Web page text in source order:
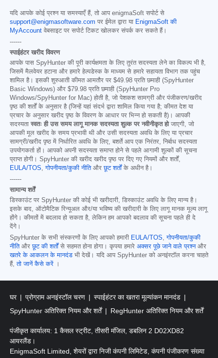
यदि आपके कोई प्रश्न या समस्याएँ हैं, तो आप enigmaSoft सपोर्ट से
support@enigmasoftware.com पर ईमेल द्वारा या EnigmaSoft की
MyAccount वेबसाइट पर सपोर्ट टिकट खोलकर संपर्क कर सकते हैं।
------
स्पाईहंटर खरीद विवरण
आपके पास SpyHunter की पूरी कार्यक्षमता के लिए तुरंत सदस्यता लेने का विकल्प भी है,
जिसमें मैलवेयर हटाना और हमारे हेल्पडेस्क के माध्यम से हमारे सहायता विभाग तक पहुंच
शामिल है। इसकी शुरुआती कीमत आमतौर पर $49.98 प्रति छमाही (SpyHunter
Basic Windows) और $79.98 प्रति छमाही (SpyHunter Pro
Windows/SpyHunter for Mac) होती है, जो पेशकश सामग्री और पंजीकरण/खरीद
पृष्ठ की शर्तों के अनुसार है (जिन्हें यहां संदर्भ द्वारा शामिल किया गया है; कीमत देश या
प्रचार के अनुसार खरीद पृष्ठ के विवरण के आधार पर भिन्न हो सकती है)। आपकी
सदस्यता स्वतः ही उस समय लागू मानक सदस्यता शुल्क पर नवीनीकृत होजाएगी, जो
आपकी मूल खरीद के समय प्रभावी थी और उसी सदस्यता अवधि के लिए या प्रचार
सामग्री/खरीद पृष्ठ में निर्धारित अवधि के लिए, बशर्ते आप एक निरंतर, निर्बाध सदस्यता
उपयोगकर्ता हों। आपको अपनी सदस्यता समाप्त होने से पहले आगामी शुल्कों की सूचना
प्राप्त होगी। SpyHunter की खरीद खरीद पृष्ठ पर दिए गए नियमों और शर्तों,
EULA/TOS,गोपनीयता/कुकी नीतिऔरछूट शर्तोंके अधीन है।
------
सामान्य शर्तें
डिस्काउंट पर SpyHunter की कोई भी खरीदारी, डिस्काउंट अवधि के लिए मान्य है।
इसके बाद, ऑटोमैटिक रिन्यूअल और/या भविष्य की खरीदारी के लिए लागू मानक मूल्य लागू
होंगे। कीमतों में बदलाव हो सकता है, लेकिन हम आपको बदलाव की सूचना पहले ही दे
देंगे।
SpyHunter के सभी संस्करणों के लिए आपको हमारी EULA/TOS,गोपनीयता/कुकी
नीतिऔरछूट की शर्तोंसे सहमत होना होगा। कृपया हमारे अक्सर पूछे जाने वाले प्रश्नऔर
खतरे के आकलन के मानदंड भी देखें। यदि आप SpyHunter को अनइंस्टॉल करना चाहते
हैं,तो जानें कैसे करें ।
घर प्रोग्राम अनइंस्टॉल चरण
स्पाईहंटर का खतरा मूल्यांकन मानदंड
SpyHunter अतिरिक्त नियम और शर्तें
RegHunter अतिरिक्त नियम और शर्तें
पंजीकृत कार्यालय: 1 कैसल स्ट्रीट, तीसरी मंजिल, डबलिन 2 D02XD82
आयरलैंड।
EnigmaSoft Limited, शेयरों द्वारा निजी कंपनी लिमिटेड, कंपनी पंजीकरण संख्या